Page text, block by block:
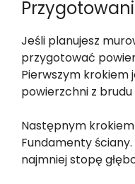
Jeśli planujesz
przygotować
Pierwszym krokiem
powierzchni z brudu
Następnym
Fundamenty
najmniej stopę